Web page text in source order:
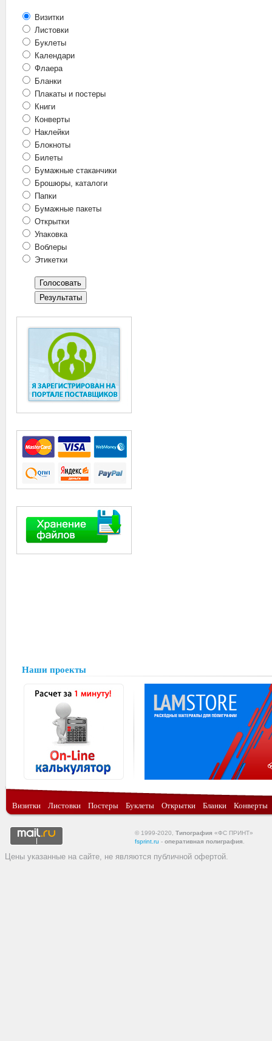
Визитки
Листовки
Буклеты
Календари
Флаера
Бланки
Плакаты и постеры
Книги
Конверты
Наклейки
Блокноты
Билеты
Бумажные стаканчики
Брошюры, каталоги
Папки
Бумажные пакеты
Открытки
Упаковка
Воблеры
Этикетки
Наши проекты
Визитки Листовки Постеры Буклеты Открытки Бланки Конверты
© 1999-2020, Типография «ФС ПРИНТ»
fsprint.ru - оперативная полиграфия
Цены указанные на сайте, не являются публичной офертой.